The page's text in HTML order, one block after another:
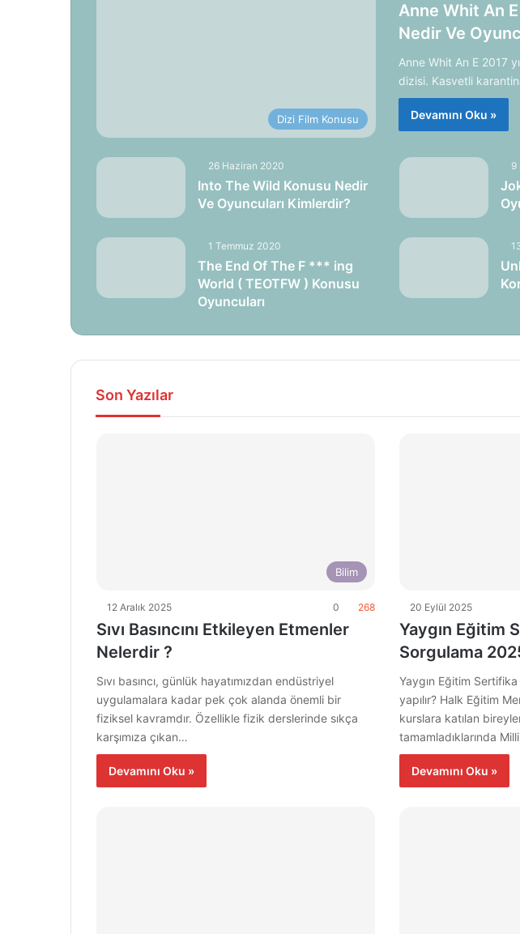
Dizi Film Konusu
Anne Whit An
Nedir Ve
Anne Whit An E 2017
dizisi. Kasvetli
Devamını Oku »
26 Haziran 2020
Into The Wild Konusu Nedir
Ve Oyuncuları Kimlerdir?
9
1 Temmuz 2020
The End Of The F *** ing
World ( TEOTFW ) Konusu
Oyuncuları
Son Yazılar
Bilim
12 Aralık 2025 0 268
Sıvı Basıncını Etkileyen Etmenler
Nelerdir ?
Sıvı basıncı, günlük hayatımızdan endüstriyel
uygulamalara kadar pek çok alanda önemli bir
fiziksel kavramdır. Özellikle fizik derslerinde sıkça
karşımıza çıkan…
Devamını Oku »
20 Eylül 2025
Yaygın Eğitim
Sorgulama
Yaygın Eğitim
yapılır? Halk Eğitim
kurslara katılan
tamamladıklarında
Devamını Oku »